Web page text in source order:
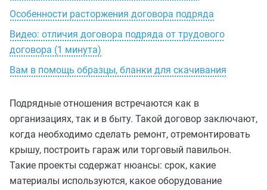
Особенности расторжения договора подряда
Видео: отличия договора подряда от трудового
договора (1 минута)
Вам в помощь образцы, бланки для скачивания
Подрядные отношения встречаются как в
организациях, так и в быту. Такой договор заключают,
когда необходимо сделать ремонт, отремонтировать
крышу, построить гараж или торговый павильон.
Такие проекты содержат нюансы: срок, какие
материалы используются, какое оборудование